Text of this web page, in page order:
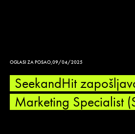
OGLASI ZA POSAO,09/04/2025
SeekandHit
Marketing Specialist